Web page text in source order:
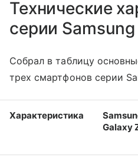
Технические
серии
Собрал в таблицу
трех смартфонов серии
Характеристика
Galaxy